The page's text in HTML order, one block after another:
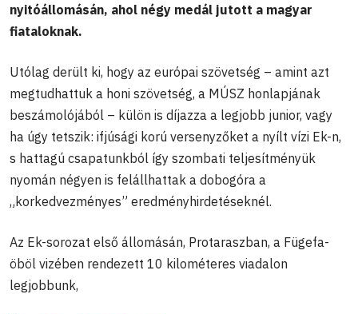
nyitóállomásán, ahol négy medál jutott a magyar
fiataloknak.
Utólag derült ki, hogy az európai szövetség – amint azt
megtudhattuk a honi szövetség, a MÚSZ honlapjának
beszámolójából – külön is díjazza a legjobb junior, vagy
ha úgy tetszik: ifjúsági korú versenyzőket a nyílt vízi Ek-n,
s hattagú csapatunkból így szombati teljesítményük
nyomán négyen is felállhattak a dobogóra a
„korkedvezményes” eredményhirdetéseknél.
Az Ek-sorozat első állomásán, Protaraszban, a Fügefa-
öböl vizében rendezett 10 kilométeres viadalon
legjobbunk,